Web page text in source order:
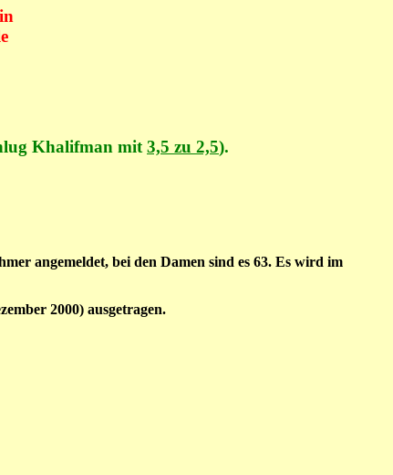
Khalifman mit3,5 zu 2,5).
angemeldet, bei den Damen sind es 63. Es wird im
2000) ausgetragen.